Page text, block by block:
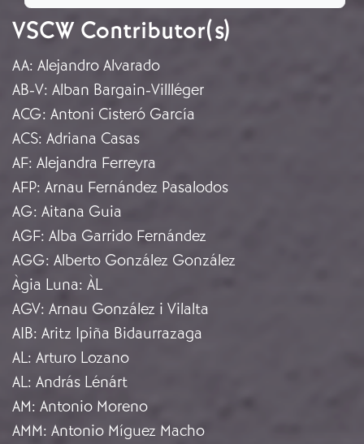
VSCW Contributor(s)
AA: Alejandro Alvarado
AB-V: Alban Bargain-Villléger
ACG: Antoni Cisteró García
ACS: Adriana Casas
AF: Alejandra Ferreyra
AFP: Arnau Fernández Pasalodos
AG: Aitana Guia
AGF: Alba Garrido Fernández
AGG: Alberto González González
Àgia Luna: ÀL
AGV: Arnau González i Vilalta
AIB: Aritz Ipiña Bidaurrazaga
AL: Arturo Lozano
AL: András Lénárt
AM: Antonio Moreno
AMM: Antonio Míguez Macho